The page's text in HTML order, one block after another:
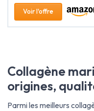
Voir l'offre
Collagène
origines,
Parmi les meilleurs